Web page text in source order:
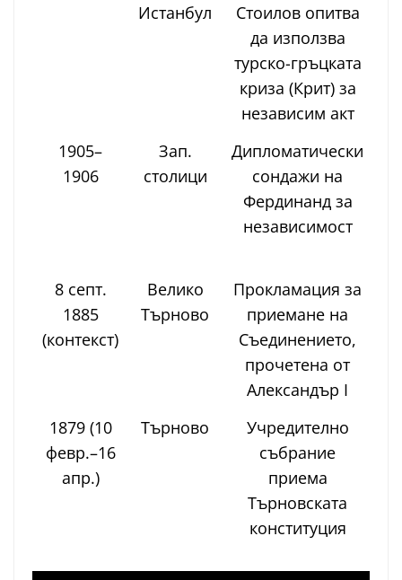
Истанбул
Стоилов опитва
да използва
турско-гръцката
криза (Крит) за
независим акт
1905–
1906
Зап.
столици
Дипломатически
сондажи на
Фердинанд за
независимост
8 септ.
1885
(контекст)
Велико
Търново
Прокламация за
приемане на
Съединението,
прочетена от
Александър I
1879 (10
февр.–16
апр.)
Търново
Учредително
събрание
приема
Търновската
конституция